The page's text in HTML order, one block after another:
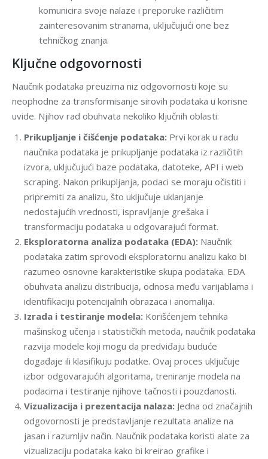
komunicira svoje nalaze i preporuke različitim
zainteresovanim stranama, uključujući one bez
tehničkog znanja.
Ključne odgovornosti
Naučnik podataka preuzima niz odgovornosti koje su
neophodne za transformisanje sirovih podataka u korisne
uvide. Njihov rad obuhvata nekoliko ključnih oblasti:
Prikupljanje i čišćenje podataka: Prvi korak u radu
naučnika podataka je prikupljanje podataka iz različitih
izvora, uključujući baze podataka, datoteke, API i web
scraping. Nakon prikupljanja, podaci se moraju očistiti i
pripremiti za analizu, što uključuje uklanjanje
nedostajućih vrednosti, ispravljanje grešaka i
transformaciju podataka u odgovarajući format.
Eksploratorna analiza podataka (EDA): Naučnik
podataka zatim sprovodi eksploratornu analizu kako bi
razumeo osnovne karakteristike skupa podataka. EDA
obuhvata analizu distribucija, odnosa među varijablama i
identifikaciju potencijalnih obrazaca i anomalija.
Izrada i testiranje modela: Korišćenjem tehnika
mašinskog učenja i statističkih metoda, naučnik podataka
razvija modele koji mogu da predviđaju buduće
događaje ili klasifikuju podatke. Ovaj proces uključuje
izbor odgovarajućih algoritama, treniranje modela na
podacima i testiranje njihove tačnosti i pouzdanosti.
Vizualizacija i prezentacija nalaza: Jedna od značajnih
odgovornosti je predstavljanje rezultata analize na
jasan i razumljiv način. Naučnik podataka koristi alate za
vizualizaciju podataka kako bi kreirao grafike i